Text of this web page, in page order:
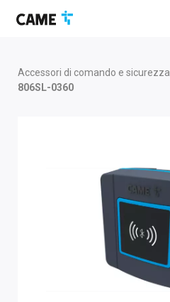
navigazione
Accessori di comando e sicurezza
806SL-0360